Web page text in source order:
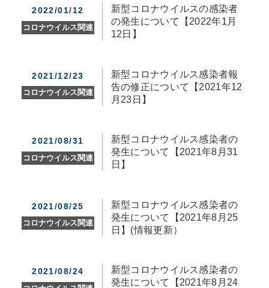
2022/01/12
コロナウイルス関連
新型コロナウイルスの感染者
の発生について【2022年1月
12日】
2021/12/23
コロナウイルス関連
新型コロナウイルス感染者報
告の修正について【2021年12
月23日】
2021/08/31
コロナウイルス関連
新型コロナウイルス感染者の
発生について【2021年8月31
日】
2021/08/25
コロナウイルス関連
新型コロナウイルス感染者の
発生について【2021年8月25
日】(情報更新）
2021/08/24
新型コロナウイルス感染者の
発生について【2021年8月24